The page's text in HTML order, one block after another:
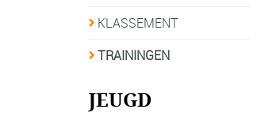
KLASSEMENT
TRAININGEN
JEUGD